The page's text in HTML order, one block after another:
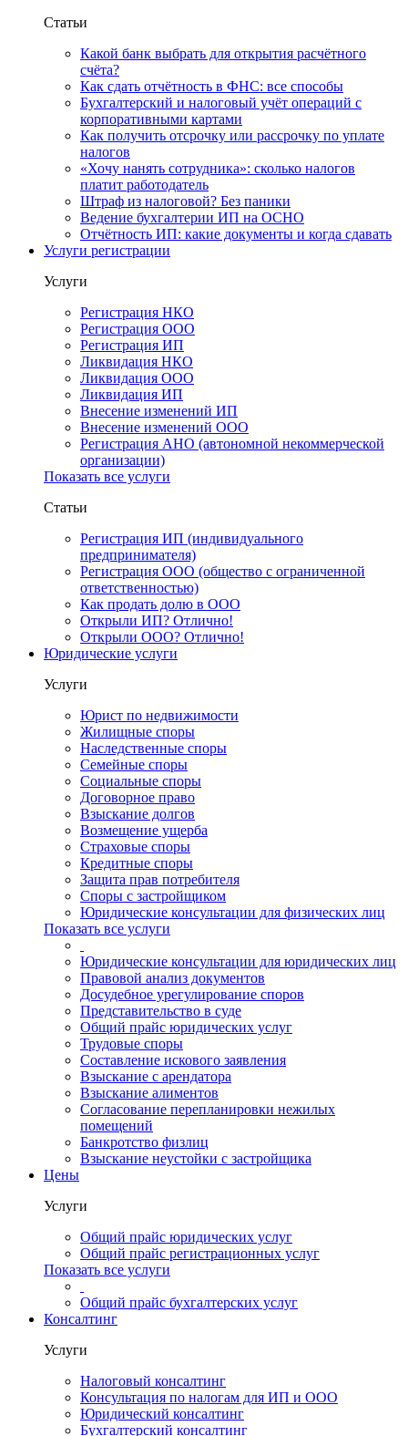
Статьи
Какой банк выбрать для открытия расчётного
счёта?
Как сдать отчётность в ФНС: все способы
Бухгалтерский и налоговый учёт операций с
корпоративными картами
Как получить отсрочку или рассрочку по уплате
налогов
«Хочу нанять сотрудника»: сколько налогов
платит работодатель
Штраф из налоговой? Без паники
Ведение бухгалтерии ИП на ОСНО
Отчётность ИП: какие документы и когда сдавать
Услуги регистрации
Услуги
Регистрация НКО
Регистрация ООО
Регистрация ИП
Ликвидация НКО
Ликвидация ООО
Ликвидация ИП
Внесение изменений ИП
Внесение изменений ООО
Регистрация АНО (автономной некоммерческой
организации)
Показать все услуги
Статьи
Регистрация ИП (индивидуального
предпринимателя)
Регистрация ООО (общество с ограниченной
ответственностью)
Как продать долю в ООО
Открыли ИП? Отлично!
Открыли ООО? Отлично!
Юридические услуги
Услуги
Юрист по недвижимости
Жилищные споры
Наследственные споры
Семейные споры
Социальные споры
Договорное право
Взыскание долгов
Возмещение ущерба
Страховые споры
Кредитные споры
Защита прав потребителя
Споры с застройщиком
Юридические консультации для физических лиц
Показать все услуги
Юридические консультации для юридических лиц
Правовой анализ документов
Досудебное урегулирование споров
Представительство в суде
Общий прайс юридических услуг
Трудовые споры
Составление искового заявления
Взыскание с арендатора
Взыскание алиментов
Cогласование перепланировки нежилых
помещений
Банкротство физлиц
Взыскание неустойки с застройщика
Цены
Услуги
Общий прайс юридических услуг
Общий прайс регистрационных услуг
Показать все услуги
Общий прайс бухгалтерских услуг
Консалтинг
Услуги
Налоговый консалтинг
Консультация по налогам для ИП и ООО
Юридический консалтинг
Бухгалтерский консалтинг